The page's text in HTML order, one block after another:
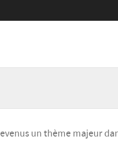
un thème majeur